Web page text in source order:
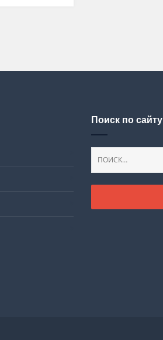
Поиск по сайту